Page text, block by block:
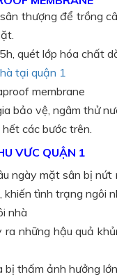
thượng để trồng
quét lớp hóa chất
tại quận 1
membrane
bảo vệ, ngâm thử
các bước trên.
VƯC QUẬN 1
ngày mặt sân bị
tình trạng ngôi
nhà
những hậu quả
thấm ảnh hưởng